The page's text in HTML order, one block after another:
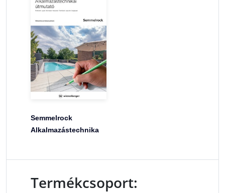
Semmelrock
Alkalmazástechnika
Termékcsoport: